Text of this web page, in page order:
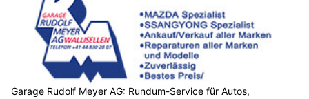
Garage Rudolf Meyer AG: Rundum-Service für Autos,